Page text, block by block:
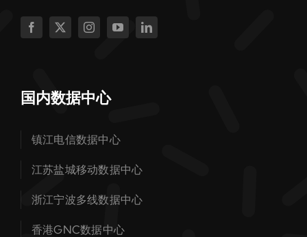
国内数据中心
镇江电信数据中心
江苏盐城移动数据中心
浙江宁波多线数据中心
香港GNC数据中心